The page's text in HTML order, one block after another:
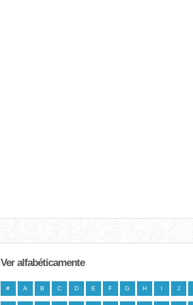
Ver alfabéticamente
# A B C D E F G H I J